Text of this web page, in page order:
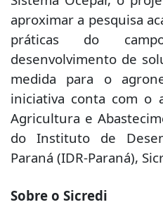
aproximar a pesquisa
práticas do
desenvolvimento de
medida para o
iniciativa conta com o
Agricultura e
do Instituto de
Paraná (IDR-Paraná),
Sobre o Sicredi